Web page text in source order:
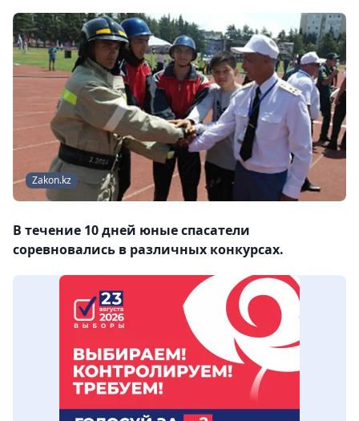
Zakon.kz
В течение 10 дней юные спасатели
соревновались в различных конкурсах.